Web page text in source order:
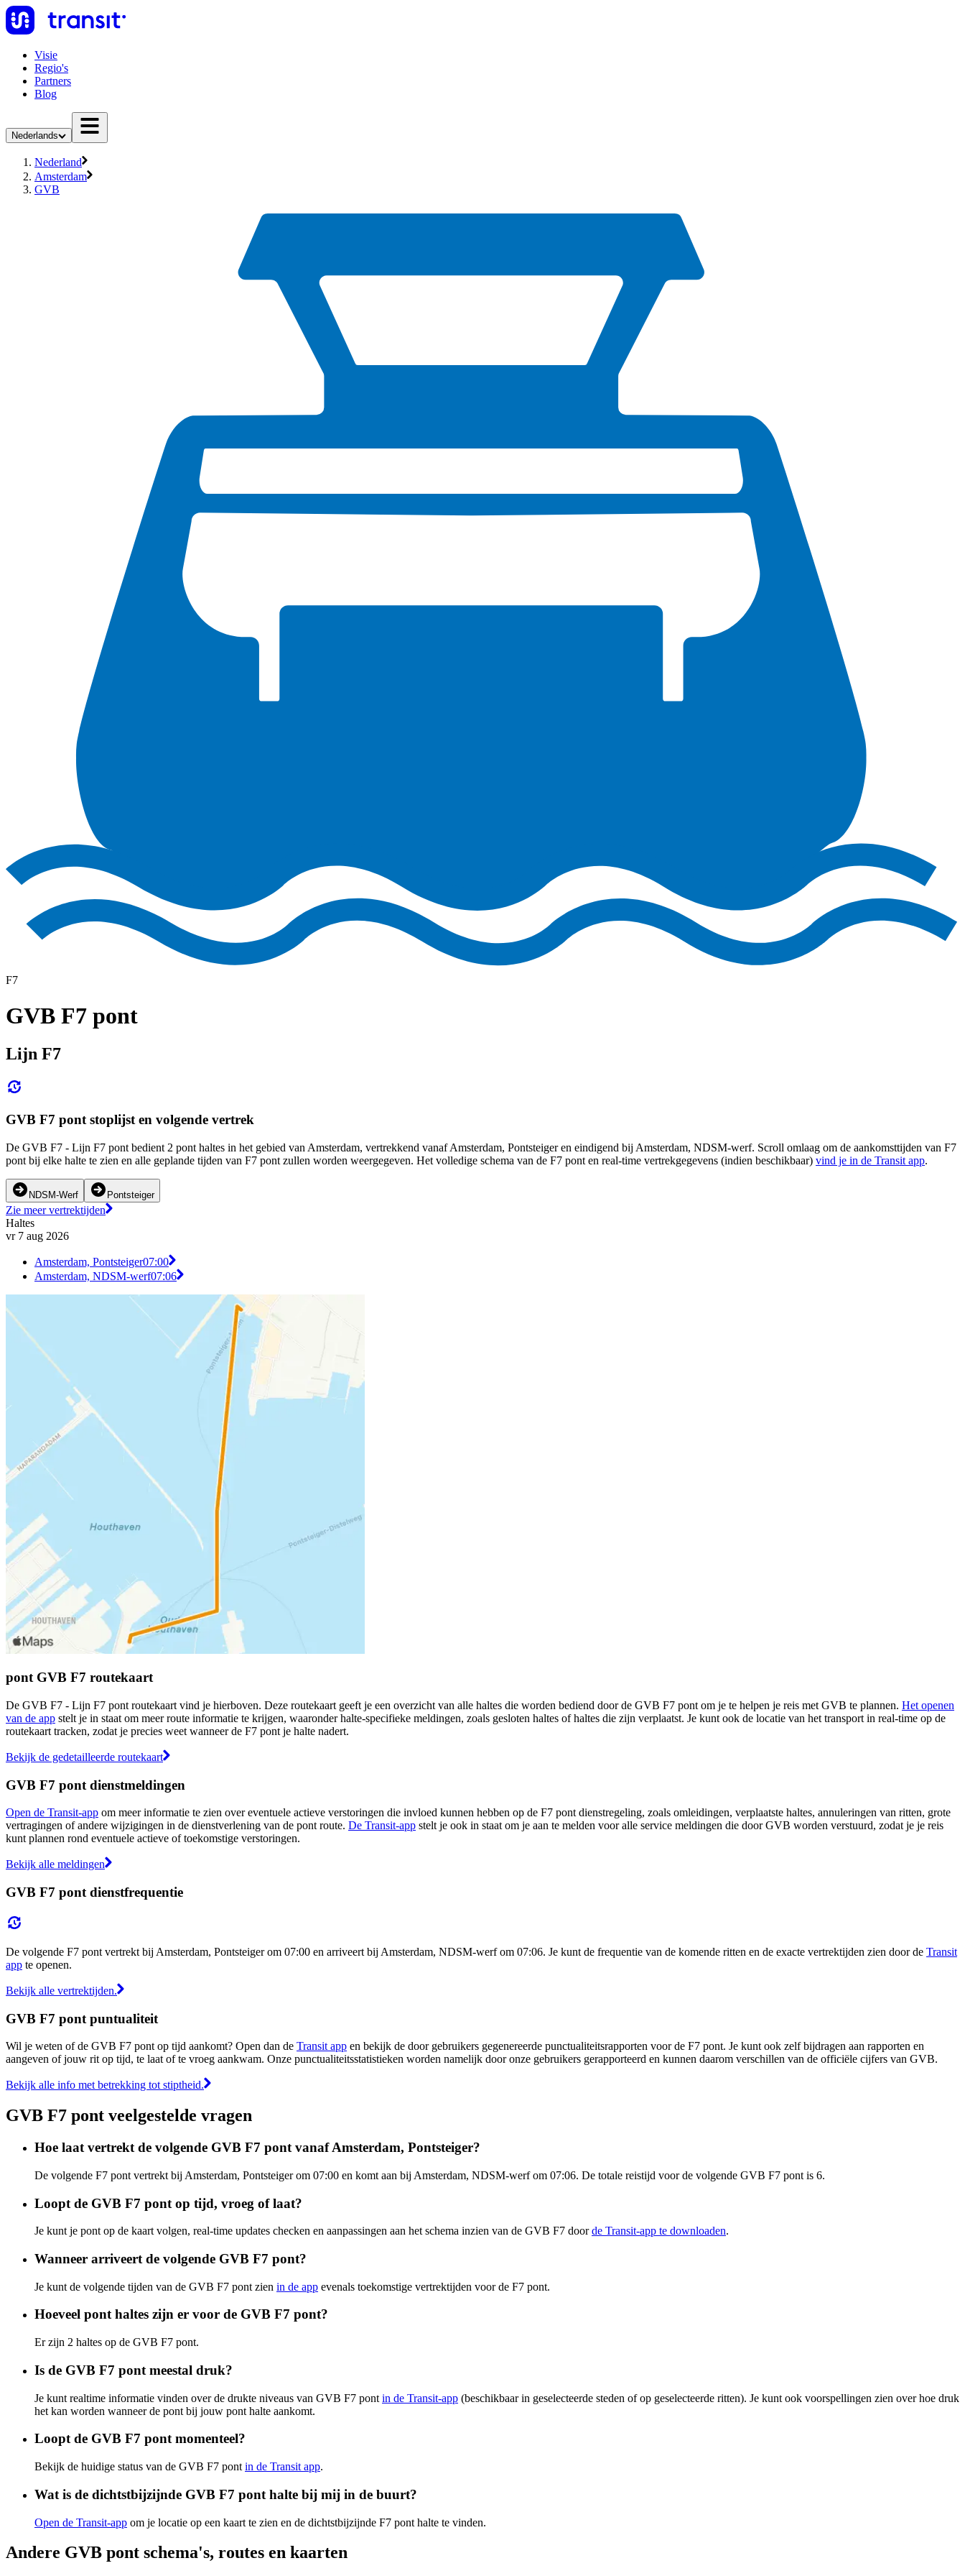
Visie
Regio's
Partners
Blog
Nederlands
Nederland
Amsterdam
GVB
F7
GVB F7 pont
Lijn F7
GVB F7 pont stoplijst en volgende vertrek
De GVB F7 - Lijn F7 pont bedient 2 pont haltes in het gebied van Amsterdam, vertrekkend vanaf Amsterdam, Pontsteiger en eindigend bij Amsterdam, NDSM-werf. Scroll omlaag om de aankomsttijden van F7
pont bij elke halte te zien en alle geplande tijden van F7 pont zullen worden weergegeven. Het volledige schema van de F7 pont en real-time vertrekgegevens (indien beschikbaar) vind je in de Transit app.
NDSM-Werf Pontsteiger
Zie meer vertrektijden
Haltes
vr 7 aug 2026
Amsterdam, Pontsteiger07:00
Amsterdam, NDSM-werf07:06
pont GVB F7 routekaart
De GVB F7 - Lijn F7 pont routekaart vind je hierboven. Deze routekaart geeft je een overzicht van alle haltes die worden bediend door de GVB F7 pont om je te helpen je reis met GVB te plannen. Het openen
van de app stelt je in staat om meer route informatie te krijgen, waaronder halte-specifieke meldingen, zoals gesloten haltes of haltes die zijn verplaatst. Je kunt ook de locatie van het transport in real-time op de
routekaart tracken, zodat je precies weet wanneer de F7 pont je halte nadert.
Bekijk de gedetailleerde routekaart
GVB F7 pont dienstmeldingen
Open de Transit-app om meer informatie te zien over eventuele actieve verstoringen die invloed kunnen hebben op de F7 pont dienstregeling, zoals omleidingen, verplaatste haltes, annuleringen van ritten, grote
vertragingen of andere wijzigingen in de dienstverlening van de pont route. De Transit-app stelt je ook in staat om je aan te melden voor alle service meldingen die door GVB worden verstuurd, zodat je je reis
kunt plannen rond eventuele actieve of toekomstige verstoringen.
Bekijk alle meldingen
GVB F7 pont dienstfrequentie
De volgende F7 pont vertrekt bij Amsterdam, Pontsteiger om 07:00 en arriveert bij Amsterdam, NDSM-werf om 07:06. Je kunt de frequentie van de komende ritten en de exacte vertrektijden zien door de Transit
app te openen.
Bekijk alle vertrektijden.
GVB F7 pont puntualiteit
Wil je weten of de GVB F7 pont op tijd aankomt? Open dan de Transit app en bekijk de door gebruikers gegenereerde punctualiteitsrapporten voor de F7 pont. Je kunt ook zelf bijdragen aan rapporten en
aangeven of jouw rit op tijd, te laat of te vroeg aankwam. Onze punctualiteitsstatistieken worden namelijk door onze gebruikers gerapporteerd en kunnen daarom verschillen van de officiële cijfers van GVB.
Bekijk alle info met betrekking tot stiptheid.
GVB F7 pont veelgestelde vragen
Hoe laat vertrekt de volgende GVB F7 pont vanaf Amsterdam, Pontsteiger?
De volgende F7 pont vertrekt bij Amsterdam, Pontsteiger om 07:00 en komt aan bij Amsterdam, NDSM-werf om 07:06. De totale reistijd voor de volgende GVB F7 pont is 6.
Loopt de GVB F7 pont op tijd, vroeg of laat?
Je kunt je pont op de kaart volgen, real-time updates checken en aanpassingen aan het schema inzien van de GVB F7 doorde Transit-app te downloaden.
Wanneer arriveert de volgende GVB F7 pont?
Je kunt de volgende tijden van de GVB F7 pont zien in de app evenals toekomstige vertrektijden voor de F7 pont.
Hoeveel pont haltes zijn er voor de GVB F7 pont?
Er zijn 2 haltes op de GVB F7 pont.
Is de GVB F7 pont meestal druk?
Je kunt realtime informatie vinden over de drukte niveaus van GVB F7 pont in de Transit-app (beschikbaar in geselecteerde steden of op geselecteerde ritten). Je kunt ook voorspellingen zien over hoe druk
het kan worden wanneer de pont bij jouw pont halte aankomt.
Loopt de GVB F7 pont momenteel?
Bekijk de huidige status van de GVB F7 pont in de Transit app.
Wat is de dichtstbijzijnde GVB F7 pont halte bij mij in de buurt?
Open de Transit-app om je locatie op een kaart te zien en de dichtstbijzijnde F7 pont halte te vinden.
Andere GVB pont schema's, routes en kaarten